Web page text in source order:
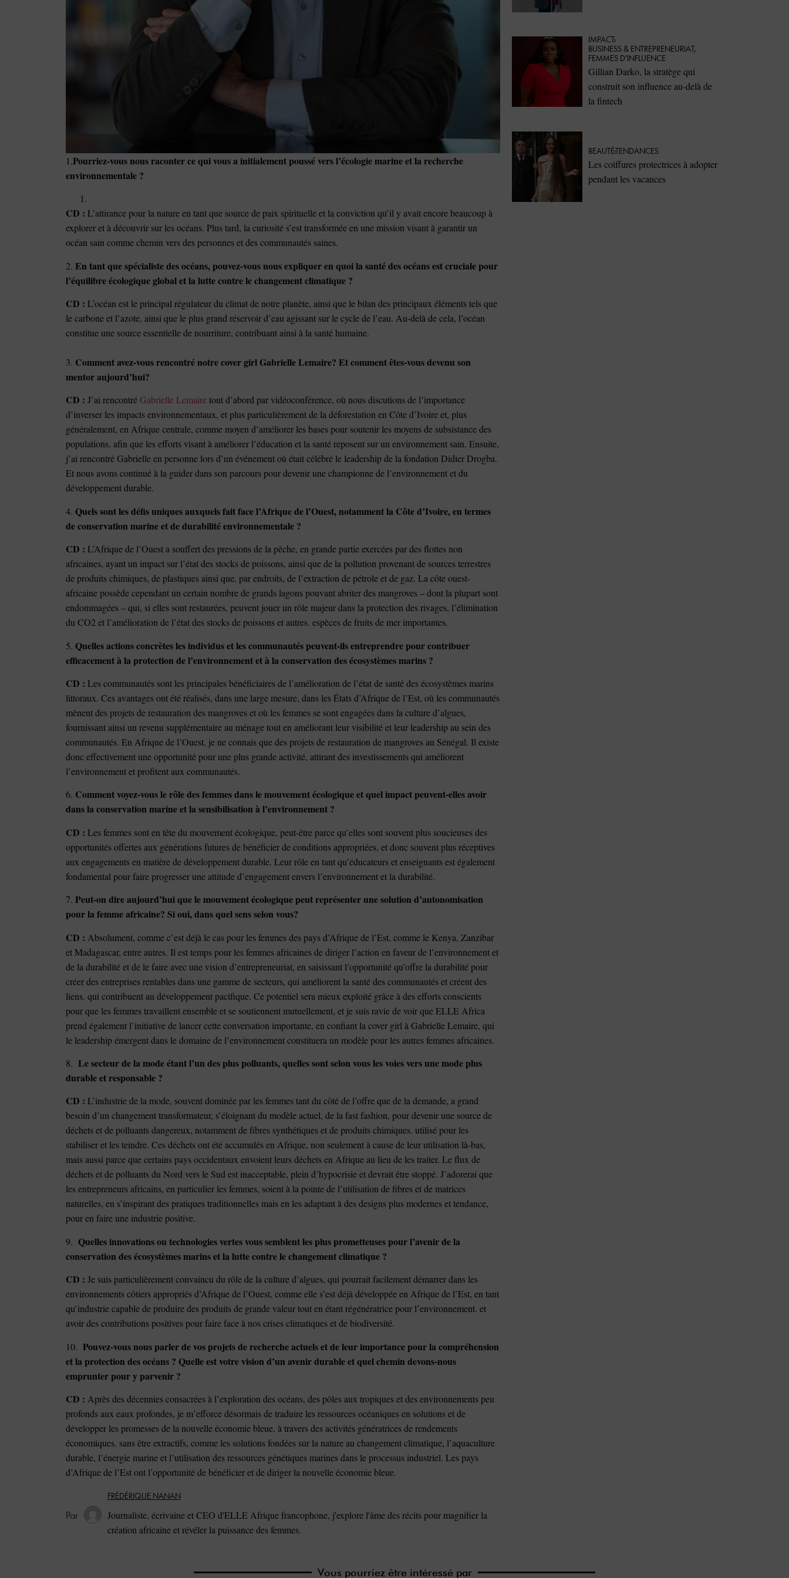
1.Pourriez-vous nous raconter ce qui vous a initialement poussé vers l’écologie marine et la recherche
environnementale ?
CD : L’attirance pour la nature en tant que source de paix spirituelle et la conviction qu’il y avait encore beaucoup à
explorer et à découvrir sur les océans. Plus tard, la curiosité s’est transformée en une mission visant à garantir un
océan sain comme chemin vers des personnes et des communautés saines.
2. En tant que spécialiste des océans, pouvez-vous nous expliquer en quoi la santé des océans est cruciale pour
l’équilibre écologique global et la lutte contre le changement climatique ?
CD : L’océan est le principal régulateur du climat de notre planète, ainsi que le bilan des principaux éléments tels que
le carbone et l’azote, ainsi que le plus grand réservoir d’eau agissant sur le cycle de l’eau. Au-delà de cela, l’océan
constitue une source essentielle de nourriture, contribuant ainsi à la santé humaine.
3. Comment avez-vous rencontré notre cover girl Gabrielle Lemaire? Et comment êtes-vous devenu son
mentor aujourd’hui?
CD : J’ai rencontréGabrielle Lemaire tout d’abord par vidéoconférence, où nous discutions de l’importance
d’inverser les impacts environnementaux, et plus particulièrement de la déforestation en Côte d’Ivoire et, plus
généralement, en Afrique centrale, comme moyen d’améliorer les bases pour soutenir les moyens de subsistance des
populations. afin que les efforts visant à améliorer l’éducation et la santé reposent sur un environnement sain. Ensuite,
j’ai rencontré Gabrielle en personne lors d’un événement où était célébré le leadership de la fondation Didier Drogba.
Et nous avons continué à la guider dans son parcours pour devenir une championne de l’environnement et du
développement durable.
4. Quels sont les défis uniques auxquels fait face l’Afrique de l’Ouest, notamment la Côte d’Ivoire, en termes
de conservation marine et de durabilité environnementale ?
CD : L’Afrique de l’Ouest a souffert des pressions de la pêche, en grande partie exercées par des flottes non
africaines, ayant un impact sur l’état des stocks de poissons, ainsi que de la pollution provenant de sources terrestres
de produits chimiques, de plastiques ainsi que, par endroits, de l’extraction de pétrole et de gaz. La côte ouest-
africaine possède cependant un certain nombre de grands lagons pouvant abriter des mangroves – dont la plupart sont
endommagées – qui, si elles sont restaurées, peuvent jouer un rôle majeur dans la protection des rivages, l’élimination
du CO2 et l’amélioration de l’état des stocks de poissons et autres. espèces de fruits de mer importantes.
5. Quelles actions concrètes les individus et les communautés peuvent-ils entreprendre pour contribuer
efficacement à la protection de l’environnement et à la conservation des écosystèmes marins ?
CD : Les communautés sont les principales bénéficiaires de l’amélioration de l’état de santé des écosystèmes marins
littoraux. Ces avantages ont été réalisés, dans une large mesure, dans les États d’Afrique de l’Est, où les communautés
mènent des projets de restauration des mangroves et où les femmes se sont engagées dans la culture d’algues,
fournissant ainsi un revenu supplémentaire au ménage tout en améliorant leur visibilité et leur leadership au sein des
communautés. En Afrique de l’Ouest, je ne connais que des projets de restauration de mangroves au Sénégal. Il existe
donc effectivement une opportunité pour une plus grande activité, attirant des investissements qui améliorent
l’environnement et profitent aux communautés.
6. Comment voyez-vous le rôle des femmes dans le mouvement écologique et quel impact peuvent-elles avoir
dans la conservation marine et la sensibilisation à l’environnement ?
CD : Les femmes sont en tête du mouvement écologique, peut-être parce qu’elles sont souvent plus soucieuses des
opportunités offertes aux générations futures de bénéficier de conditions appropriées, et donc souvent plus réceptives
aux engagements en matière de développement durable. Leur rôle en tant qu’éducateurs et enseignants est également
fondamental pour faire progresser une attitude d’engagement envers l’environnement et la durabilité.
7. Peut-on dire aujourd’hui que le mouvement écologique peut représenter une solution d’autonomisation
pour la femme africaine? Si oui, dans quel sens selon vous?
CD : Absolument, comme c’est déjà le cas pour les femmes des pays d’Afrique de l’Est, comme le Kenya, Zanzibar
et Madagascar, entre autres. Il est temps pour les femmes africaines de diriger l’action en faveur de l’environnement et
de la durabilité et de le faire avec une vision d’entrepreneuriat, en saisissant l’opportunité qu’offre la durabilité pour
créer des entreprises rentables dans une gamme de secteurs, qui améliorent la santé des communautés et créent des
liens. qui contribuent au développement pacifique. Ce potentiel sera mieux exploité grâce à des efforts conscients
pour que les femmes travaillent ensemble et se soutiennent mutuellement, et je suis ravie de voir que ELLE Africa
prend également l’initiative de lancer cette conversation importante, en confiant la cover girl à Gabrielle Lemaire, qui
le leadership émergent dans le domaine de l’environnement constituera un modèle pour les autres femmes africaines.
8. Le secteur de la mode étant l’un des plus polluants, quelles sont selon vous les voies vers une mode plus
durable et responsable ?
CD : L’industrie de la mode, souvent dominée par les femmes tant du côté de l’offre que de la demande, a grand
besoin d’un changement transformateur, s’éloignant du modèle actuel, de la fast fashion, pour devenir une source de
déchets et de polluants dangereux, notamment de fibres synthétiques et de produits chimiques. utilisé pour les
stabiliser et les teindre. Ces déchets ont été accumulés en Afrique, non seulement à cause de leur utilisation là-bas,
mais aussi parce que certains pays occidentaux envoient leurs déchets en Afrique au lieu de les traiter. Le flux de
déchets et de polluants du Nord vers le Sud est inacceptable, plein d’hypocrisie et devrait être stoppé. J’adorerai que
les entrepreneurs africains, en particulier les femmes, soient à la pointe de l’utilisation de fibres et de matrices
naturelles, en s’inspirant des pratiques traditionnelles mais en les adaptant à des designs plus modernes et tendance,
pour en faire une industrie positive.
9. Quelles innovations ou technologies vertes vous semblent les plus prometteuses pour l’avenir de la
conservation des écosystèmes marins et la lutte contre le changement climatique ?
CD : Je suis particulièrement convaincu du rôle de la culture d’algues, qui pourrait facilement démarrer dans les
environnements côtiers appropriés d’Afrique de l’Ouest, comme elle s’est déjà développée en Afrique de l’Est, en tant
qu’industrie capable de produire des produits de grande valeur tout en étant régénératrice pour l’environnement. et
avoir des contributions positives pour faire face à nos crises climatiques et de biodiversité.
10. Pouvez-vous nous parler de vos projets de recherche actuels et de leur importance pour la compréhension
et la protection des océans ? Quelle est votre vision d’un avenir durable et quel chemin devons-nous
emprunter pour y parvenir ?
CD : Après des décennies consacrées à l’exploration des océans, des pôles aux tropiques et des environnements peu
profonds aux eaux profondes, je m’efforce désormais de traduire les ressources océaniques en solutions et de
développer les promesses de la nouvelle économie bleue, à travers des activités génératrices de rendements
économiques. sans être extractifs, comme les solutions fondées sur la nature au changement climatique, l’aquaculture
durable, l’énergie marine et l’utilisation des ressources génétiques marines dans le processus industriel. Les pays
d’Afrique de l’Est ont l’opportunité de bénéficier et de diriger la nouvelle économie bleue.
FRÉDÉRIQUE NANAN
Journaliste, écrivaine et CEO d'ELLE Afrique francophone, j'explore l'âme des récits pour magnifier la
création africaine et révéler la puissance des femmes.
IMPACT
⁠BUSINESS & ENTREPRENEURIAT ,
FEMMES D'INFLUENCE
Gillian Darko, la stratège qui
construit son influence au-delà de
la fintech
BEAUTÉTENDANCES
Les coiffures protectrices à adopter
pendant les vacances
Vous pourriez être intéressé par